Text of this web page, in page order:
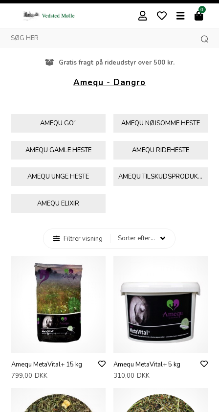
0
Gratis fragt på rideudstyr over 500 kr.
Amequ - Dangro
AMEQU GO´ AMEQU NØJSOMME HESTE
AMEQU GAMLE HESTE AMEQU RIDEHESTE
AMEQU UNGE HESTE AMEQU TILSKUDSPRODUKTER
AMEQU ELIXIR
Filtrer visning
Amequ MetaVital+ 15 kg
799,00 DKK
Amequ MetaVital+ 5 kg
310,00 DKK